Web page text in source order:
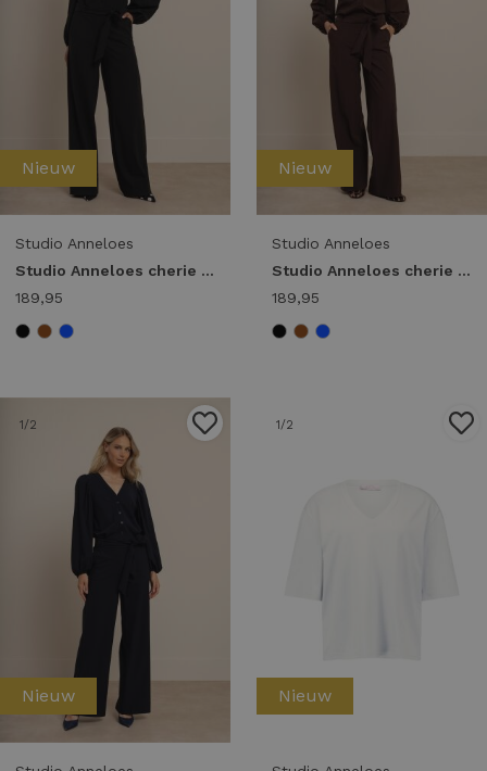
Nieuw
Studio Anneloes
Studio Anneloes cherie jumpsuit 94854 Jumpsuit 9000 black
189,95
Nieuw
Studio Anneloes
Studio Anneloes cherie jumpsuit 94854 Jumpsuit 8700 espresso
189,95
1/2
Nieuw
1/2
Nieuw